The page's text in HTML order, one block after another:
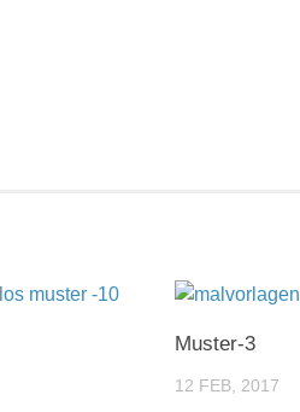
Muster-3
12 FEB, 2017